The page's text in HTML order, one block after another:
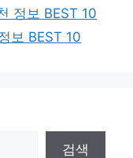
정보 BEST 10
보 BEST 10
검색